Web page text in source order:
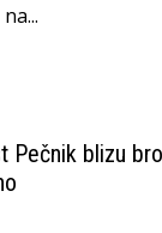
Pečnik blizu